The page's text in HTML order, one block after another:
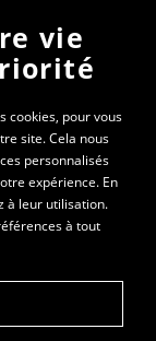
recevrez
vie
cookies, pour vous
site. Cela nous
personnalisés
expérience. En
à leur utilisation.
à tout